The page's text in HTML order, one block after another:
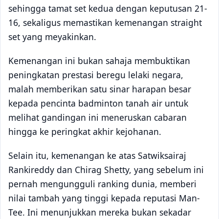
sehingga tamat set kedua dengan keputusan 21-
16, sekaligus memastikan kemenangan straight
set yang meyakinkan.
Kemenangan ini bukan sahaja membuktikan
peningkatan prestasi beregu lelaki negara,
malah memberikan satu sinar harapan besar
kepada pencinta badminton tanah air untuk
melihat gandingan ini meneruskan cabaran
hingga ke peringkat akhir kejohanan.
Selain itu, kemenangan ke atas Satwiksairaj
Rankireddy dan Chirag Shetty, yang sebelum ini
pernah mengungguli ranking dunia, memberi
nilai tambah yang tinggi kepada reputasi Man-
Tee. Ini menunjukkan mereka bukan sekadar